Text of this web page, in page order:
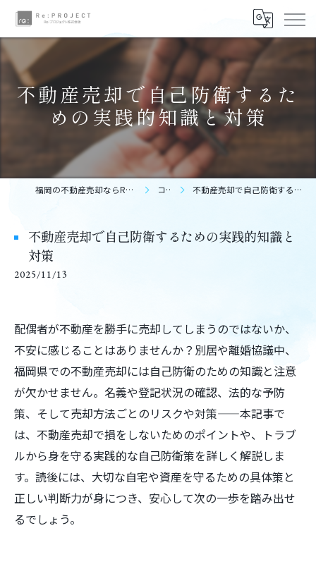
不動産売却で自己防衛するた
めの実践的知識と対策
福岡の不動産売却ならReプロジェクト株式会社 コラム 不動産売却で自己防衛するための実践的知識と対策
不動産売却で自己防衛するための実践的知識と
対策
2025/11/13
配偶者が不動産を勝手に売却してしまうのではないか、
不安に感じることはありませんか？別居や離婚協議中、
福岡県での不動産売却には自己防衛のための知識と注意
が欠かせません。名義や登記状況の確認、法的な予防
策、そして売却方法ごとのリスクや対策——本記事で
は、不動産売却で損をしないためのポイントや、トラブ
ルから身を守る実践的な自己防衛策を詳しく解説しま
す。読後には、大切な自宅や資産を守るための具体策と
正しい判断力が身につき、安心して次の一歩を踏み出せ
るでしょう。